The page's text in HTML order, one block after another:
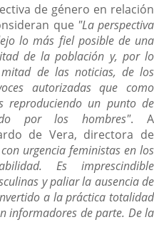
de género en relación
que "La perspectiva
lo más fiel posible de una
de la población y, por lo
de las noticias, de los
autorizadas que como
reproduciendo un punto de
por los hombres". A
de Vera, directora de
urgencia feministas en los
Es imprescindible
y paliar la ausencia de
a la práctica totalidad
informadores de parte. De la